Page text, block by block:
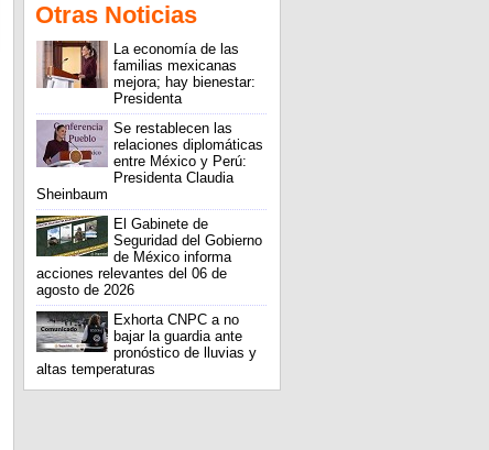
Otras Noticias
La economía de las
familias mexicanas
mejora; hay bienestar:
Presidenta
Se restablecen las
relaciones diplomáticas
entre México y Perú:
Presidenta Claudia
Sheinbaum
El Gabinete de
Seguridad del Gobierno
de México informa
acciones relevantes del 06 de
agosto de 2026
Exhorta CNPC a no
bajar la guardia ante
pronóstico de lluvias y
altas temperaturas